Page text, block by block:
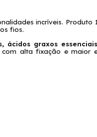
incríveis. Produto
fios.
ácidos graxos
alta fixação e maior